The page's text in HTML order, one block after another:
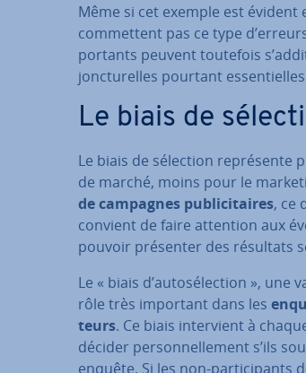
Même si cet exemple est
com­met­tent pas ce type
por­tants peuvent toutefois
jonc­tu­relles pourtant
Le biais de
Le biais de sélection re­pré­sente
de marché, moins pour le
de campagnes pu­bli­ci­taires, ce
convient de faire attention aux
pouvoir présenter des résultats
Le « biais d’au­to­sé­lec­tion », une
rôle très important dans les
teurs. Ce biais in­ter­vient à
décider per­son­nel­le­ment s’ils
enquête. Si les non-par­ti­ci­pants